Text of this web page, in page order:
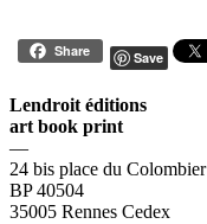
Share Save
Lendroit éditions
art book print
—
24 bis place du Colombier
BP 40504
35005 Rennes Cedex